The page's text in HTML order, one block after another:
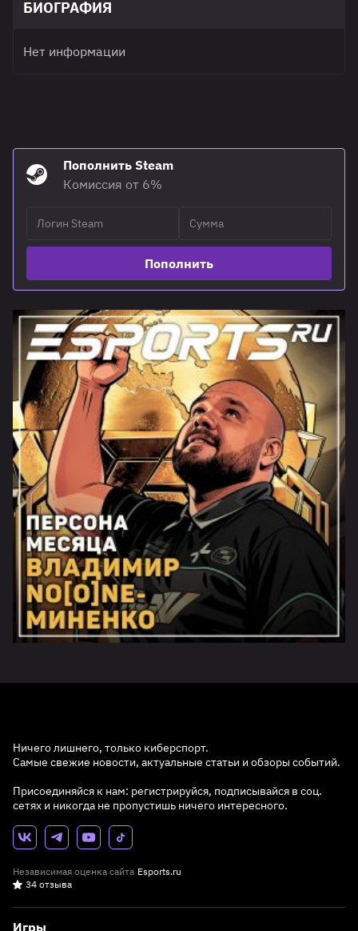
БИОГРАФИЯ
Нет информации
Пополнить Steam
Комиссия от 6%
Пополнить
Ничего лишнего, только киберспорт.
Самые свежие новости, актуальные статьи и обзоры событий.
Присоединяйся к нам: регистрируйся, подписывайся в соц.
сетях и никогда не пропустишь ничего интересного.
Независимая оценка сайта Esports.ru
34 отзыва
Игры